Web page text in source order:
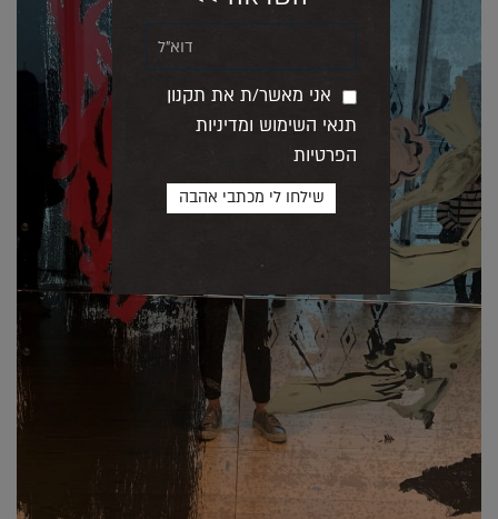
אני מאשר/ת את תקנון
תנאי השימוש ומדיניות
הפרטיות